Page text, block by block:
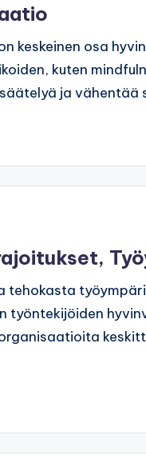
keskeinen osa
kuten
ja vähentää
tehokasta
työntekijöiden